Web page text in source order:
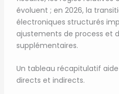
évoluent ; en 2026, la
électroniques structurés
ajustements de process et
supplémentaires.
Un tableau récapitulatif
directs et indirects.